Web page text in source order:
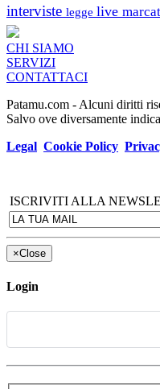
interviste legge live
CHI SIAMO
SERVIZI
CONTATTACI
Patamu.com - Alcuni diritti
Salvo ove diversamente
Legal Cookie Policy
ISCRIVITI ALLA
×Close
Login